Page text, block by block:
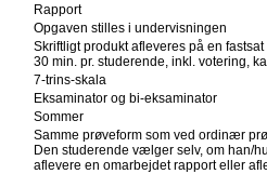
Rapport
Opgaven stilles i undervisningen
Skriftligt produkt afleveres på en
30 min. pr. studerende, inkl. votering,
7-trins-skala
Eksaminator og bi-eksaminator
Sommer
Samme prøveform som ved ordinær
Den studerende vælger selv, om han/
aflevere en omarbejdet rapport eller